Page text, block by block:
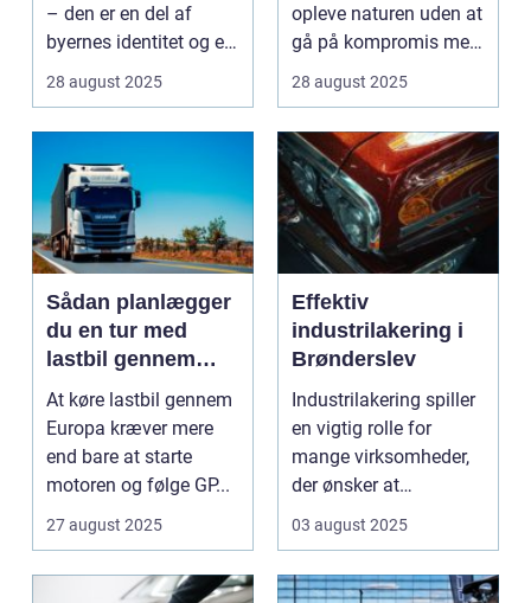
– den er en del af
byernes identitet og en
28 august 2025
opleve naturen uden at
gå på kompromis med
28 august 2025
Sådan planlægger
du en tur med
lastbil gennem
Europa
At køre lastbil gennem
Europa kræver mere
end bare at starte
motoren og følge GP...
27 august 2025
Effektiv
industrilakering i
Brønderslev
Industrilakering spiller
en vigtig rolle for
mange virksomheder,
der ønsker at
03 august 2025